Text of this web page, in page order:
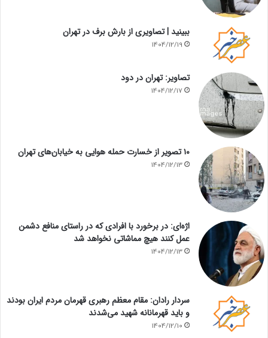
ببینید | تصاویری از بارش برف در تهران
1404/12/19
تصاویر: تهران در دود
1404/12/17
۱۰ تصویر از خسارت حمله هوایی به خیابان‌های تهران
1404/12/13
اژه‌ای: در برخورد با افرادی که در راستای منافع دشمن
عمل کنند هیچ مماشاتی نخواهد شد
1404/12/13
سردار رادان: مقام معظم رهبری قهرمان مردم ایران بودند
و باید قهرمانانه شهید می‌شدند
1404/12/10